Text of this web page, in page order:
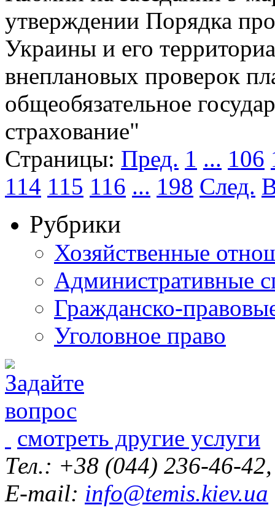
утверждении Порядка
Украины и его
внеплановых проверок
общеобязательное
страхование"
Страницы: Пред. 1 ... 106
114 115 116 ... 198 След.
Рубрики
Хозяйственные
Административные
Гражданско-
Уголовное право
смотреть другие услуги
Тел.: +38 (044) 236-46-
E-mail: info@temis.kiev.ua